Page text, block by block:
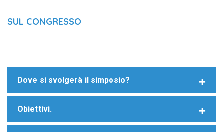
SUL CONGRESSO
Dove si svolgerà il simposio?
Obiettivi.